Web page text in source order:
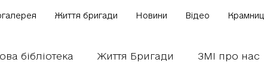
Життя бригади Новини Відео
бібліотека Життя Бригади ЗМІ про нас